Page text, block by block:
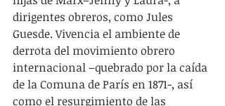
dirigentes obreros, como Jules
Guesde. Vivencia el ambiente de
derrota del movimiento obrero
internacional –quebrado por la caída
de la Comuna de París en 1871-, así
como el resurgimiento de las